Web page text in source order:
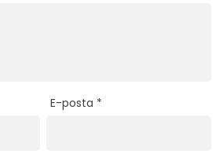
E-posta *